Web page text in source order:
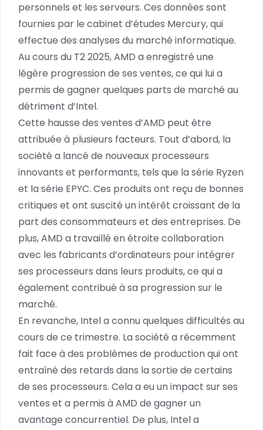
personnels et les serveurs. Ces données sont
fournies par le cabinet d’études Mercury, qui
effectue des analyses du marché informatique.
Au cours du T2 2025, AMD a enregistré une
légère progression de ses ventes, ce qui lui a
permis de gagner quelques parts de marché au
détriment d’Intel.
Cette hausse des ventes d’AMD peut être
attribuée à plusieurs facteurs. Tout d’abord, la
société a lancé de nouveaux processeurs
innovants et performants, tels que la série Ryzen
et la série EPYC. Ces produits ont reçu de bonnes
critiques et ont suscité un intérêt croissant de la
part des consommateurs et des entreprises. De
plus, AMD a travaillé en étroite collaboration
avec les fabricants d’ordinateurs pour intégrer
ses processeurs dans leurs produits, ce qui a
également contribué à sa progression sur le
marché.
En revanche, Intel a connu quelques difficultés au
cours de ce trimestre. La société a récemment
fait face à des problèmes de production qui ont
entraîné des retards dans la sortie de certains
de ses processeurs. Cela a eu un impact sur ses
ventes et a permis à AMD de gagner un
avantage concurrentiel. De plus, Intel a